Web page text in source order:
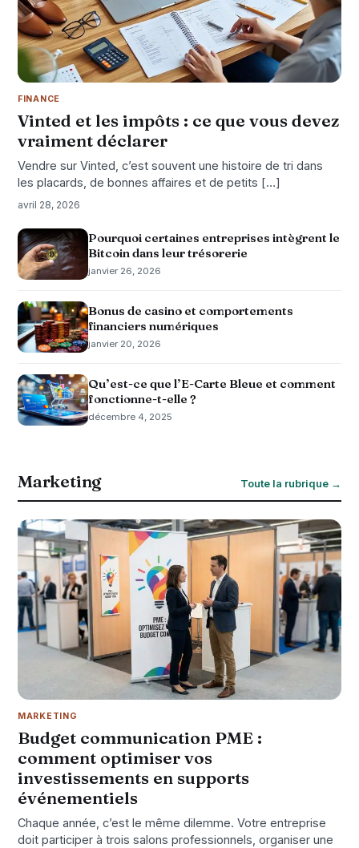
FINANCE
Vinted et les impôts : ce que vous devez
vraiment déclarer
Vendre sur Vinted, c’est souvent une histoire de tri dans
les placards, de bonnes affaires et de petits […]
avril 28, 2026
Pourquoi certaines entreprises intègrent le
Bitcoin dans leur trésorerie
janvier 26, 2026
Bonus de casino et comportements
financiers numériques
janvier 20, 2026
Qu’est-ce que l’E-Carte Bleue et comment
fonctionne-t-elle ?
décembre 4, 2025
Marketing Toute la rubrique →
MARKETING
Budget communication PME :
comment optimiser vos
investissements en supports
événementiels
Chaque année, c’est le même dilemme. Votre entreprise
doit participer à trois salons professionnels, organiser une